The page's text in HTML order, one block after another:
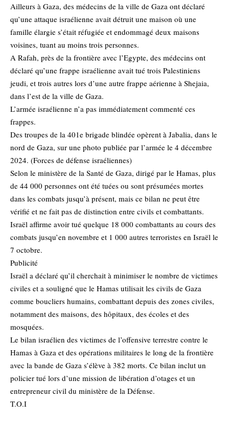
Ailleurs à Gaza, des médecins de la ville de Gaza ont déclaré
qu’une attaque israélienne avait détruit une maison où une
famille élargie s’était réfugiée et endommagé deux maisons
voisines, tuant au moins trois personnes.
A Rafah, près de la frontière avec l’Egypte, des médecins ont
déclaré qu’une frappe israélienne avait tué trois Palestiniens
jeudi, et trois autres lors d’une autre frappe aérienne à Shejaia,
dans l’est de la ville de Gaza.
L’armée israélienne n’a pas immédiatement commenté ces
frappes.
Des troupes de la 401e brigade blindée opèrent à Jabalia, dans le
nord de Gaza, sur une photo publiée par l’armée le 4 décembre
2024. (Forces de défense israéliennes)
Selon le ministère de la Santé de Gaza, dirigé par le Hamas, plus
de 44 000 personnes ont été tuées ou sont présumées mortes
dans les combats jusqu’à présent, mais ce bilan ne peut être
vérifié et ne fait pas de distinction entre civils et combattants.
Israël affirme avoir tué quelque 18 000 combattants au cours des
combats jusqu’en novembre et 1 000 autres terroristes en Israël le
7 octobre.
Publicité
Israël a déclaré qu’il cherchait à minimiser le nombre de victimes
civiles et a souligné que le Hamas utilisait les civils de Gaza
comme boucliers humains, combattant depuis des zones civiles,
notamment des maisons, des hôpitaux, des écoles et des
mosquées.
Le bilan israélien des victimes de l’offensive terrestre contre le
Hamas à Gaza et des opérations militaires le long de la frontière
avec la bande de Gaza s’élève à 382 morts. Ce bilan inclut un
policier tué lors d’une mission de libération d’otages et un
entrepreneur civil du ministère de la Défense.
T.O.I